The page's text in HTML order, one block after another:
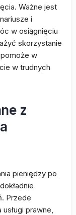
Ważne jest
i
w osiągnięciu
skorzystanie
w
w trudnych
z
pieniędzy po
Przede
prawne,